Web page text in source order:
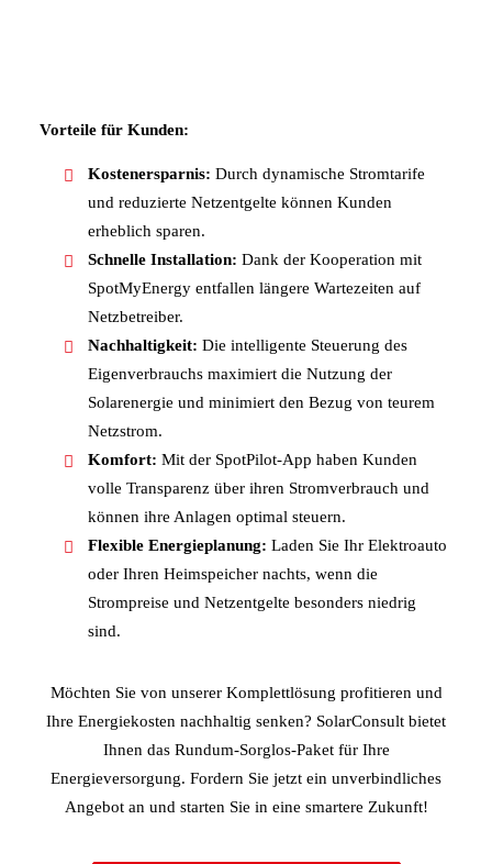
Vorteile für Kunden:
Kostenersparnis: Durch dynamische Stromtarife
und reduzierte Netzentgelte können Kunden
erheblich sparen.
Schnelle Installation: Dank der Kooperation mit
SpotMyEnergy entfallen längere Wartezeiten auf
Netzbetreiber.
Nachhaltigkeit: Die intelligente Steuerung des
Eigenverbrauchs maximiert die Nutzung der
Solarenergie und minimiert den Bezug von teurem
Netzstrom.
Komfort: Mit der SpotPilot-App haben Kunden
volle Transparenz über ihren Stromverbrauch und
können ihre Anlagen optimal steuern.
Flexible Energieplanung: Laden Sie Ihr Elektroauto
oder Ihren Heimspeicher nachts, wenn die
Strompreise und Netzentgelte besonders niedrig
sind.
Möchten Sie von unserer Komplettlösung profitieren und
Ihre Energiekosten nachhaltig senken? SolarConsult bietet
Ihnen das Rundum-Sorglos-Paket für Ihre
Energieversorgung. Fordern Sie jetzt ein unverbindliches
Angebot an und starten Sie in eine smartere Zukunft!